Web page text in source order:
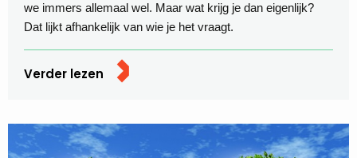
we immers allemaal wel. Maar wat krijg je dan eigenlijk?
Dat lijkt afhankelijk van wie je het vraagt.
Verder lezen